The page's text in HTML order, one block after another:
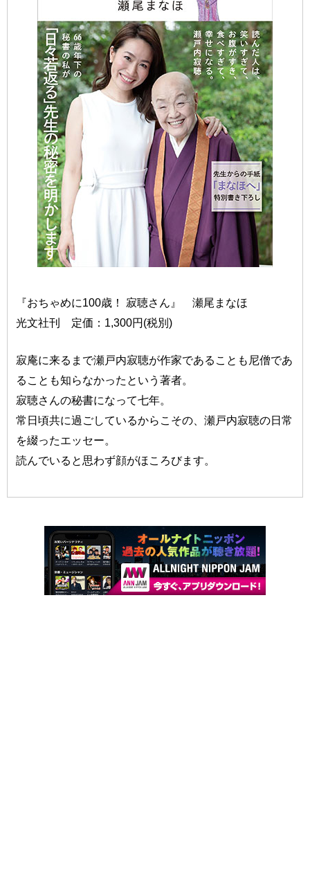
『おちゃめに100歳！ 寂聴さん』 瀬尾まなほ
光文社刊 定価：1,300円(税別)
寂庵に来るまで瀬戸内寂聴が作家であることも尼僧であ
ることも知らなかったという著者。
寂聴さんの秘書になって七年。
常日頃共に過ごしているからこその、瀬戸内寂聴の日常
を綴ったエッセー。
読んでいると思わず顔がほころびます。